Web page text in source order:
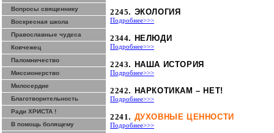
Вопросы священнику
Воскресная школа
Православные чудеса
Ковчежец
Паломничество
Миссионерство
Милосердие
Благотворительность
Ради ХРИСТА !
В помощь болящему
2245. ЭКОЛОГИЯ
Подробнее>>>
2344. НЕЛЮДИ
Подробнее>>>
2243. НАША ИСТОРИЯ
Подробнее>>>
2242. НАРКОТИКАМ – НЕТ!
Подробнее>>>
2241. ДУХОВНЫЕ ЦЕННОСТИ
Подробнее>>>